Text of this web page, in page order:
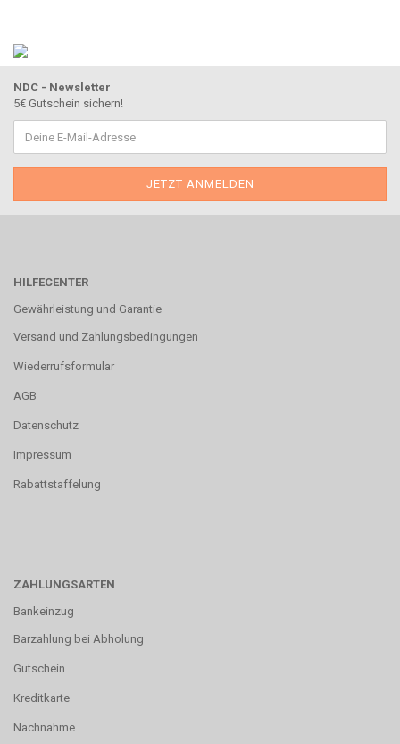
NDC - Newsletter
5€ Gutschein sichern!
HILFECENTER
Gewährleistung und Garantie
Versand und Zahlungsbedingungen
Wiederrufsformular
AGB
Datenschutz
Impressum
Rabattstaffelung
ZAHLUNGSARTEN
Bankeinzug
Barzahlung bei Abholung
Gutschein
Kreditkarte
Nachnahme